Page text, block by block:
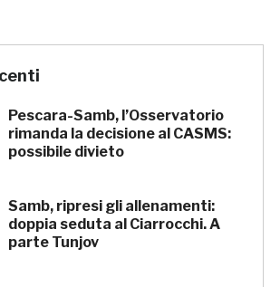
Pescara-Samb, l’Osservatorio
rimanda la decisione al CASMS:
possibile divieto
Samb, ripresi gli allenamenti:
doppia seduta al Ciarrocchi. A
parte Tunjov